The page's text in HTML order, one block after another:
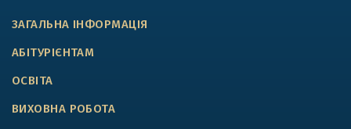
ЗАГАЛЬНА ІНФОРМАЦІЯ
АБІТУРІЄНТАМ
ОСВІТА
ВИХОВНА РОБОТА